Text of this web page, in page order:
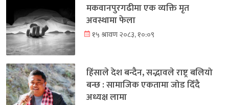
मकवानपुरगढीमा एक व्यक्ति मृत
अवस्थामा फेला
१५ श्रावण २०८३, १०:०९
हिंसाले देश बन्दैन, सद्भावले राष्ट्र बलियो
बन्छ : सामाजिक एकतामा जोड दिँदै
अध्यक्ष लामा